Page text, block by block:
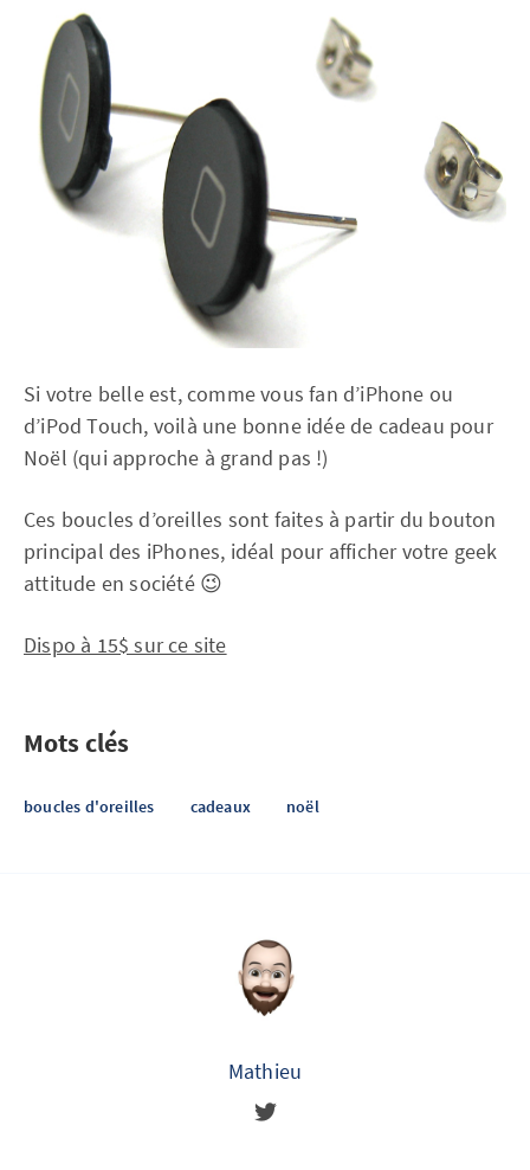
Si votre belle est, comme vous fan d’iPhone ou
d’iPod Touch, voilà une bonne idée de cadeau pour
Noël (qui approche à grand pas !)
Ces boucles d’oreilles sont faites à partir du bouton
principal des iPhones, idéal pour afficher votre geek
attitude en société 😉
Dispo à 15$ sur ce site
Mots clés
boucles d'oreilles cadeaux noël
Mathieu